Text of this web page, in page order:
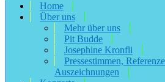
Home
Über uns
Mehr über uns
Pit Budde
Josephine Kronfli
Pressestimmen,
Auszeichnungen